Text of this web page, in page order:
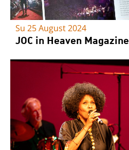
Su 25 August 2024
JOC in Heaven Magazine